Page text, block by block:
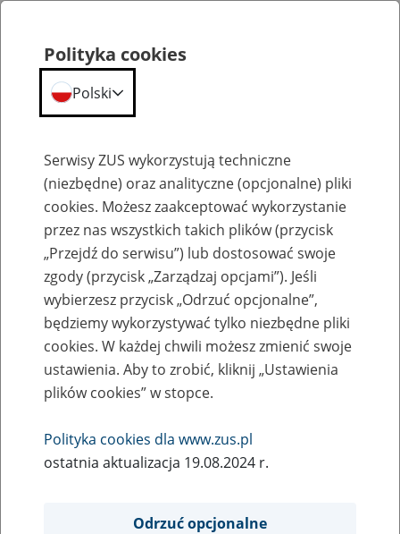
Okienko Górnicze
Inne
Okienko Górnicze 2026
Polityka cookies
Polski
Serwisy ZUS wykorzystują techniczne
(niezbędne) oraz analityczne (opcjonalne) pliki
cookies. Możesz zaakceptować wykorzystanie
przez nas wszystkich takich plików (przycisk
„Przejdź do serwisu”) lub dostosować swoje
zgody (przycisk „Zarządzaj opcjami”). Jeśli
wybierzesz przycisk „Odrzuć opcjonalne”,
będziemy wykorzystywać tylko niezbędne pliki
cookies. W każdej chwili możesz zmienić swoje
ustawienia. Aby to zrobić, kliknij „Ustawienia
plików cookies” w stopce.
Polityka cookies dla www.zus.pl
ostatnia aktualizacja 19.08.2024 r.
Odrzuć opcjonalne